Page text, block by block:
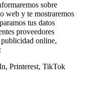
sobre
web y te mostraremos
tus datos
proveedores
publicidad online,
Printerest, TikTok